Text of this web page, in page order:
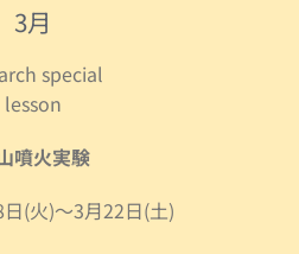
3月
噴火実験
(火)～3月22日(土)